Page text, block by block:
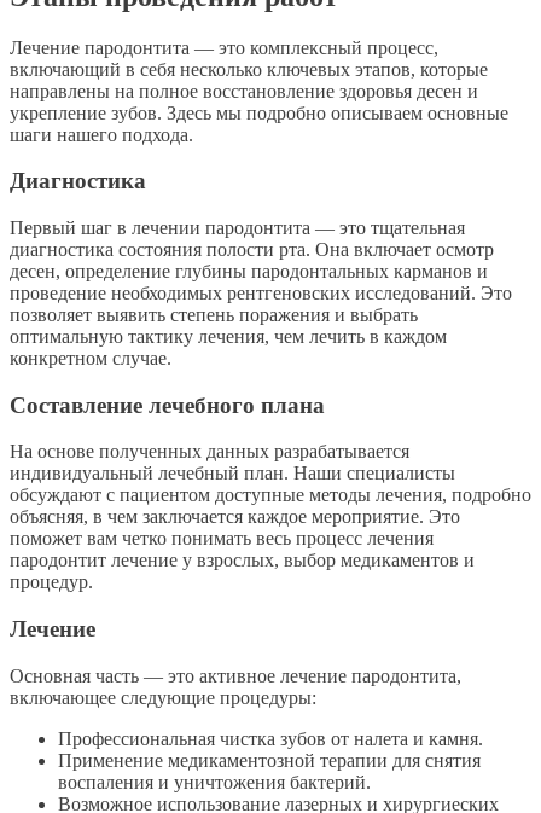
Лечение пародонтита — это комплексный процесс,
включающий в себя несколько ключевых этапов, которые
направлены на полное восстановление здоровья десен и
укрепление зубов. Здесь мы подробно описываем основные
шаги нашего подхода.
Диагностика
Первый шаг в лечении пародонтита — это тщательная
диагностика состояния полости рта. Она включает осмотр
десен, определение глубины пародонтальных карманов и
проведение необходимых рентгеновских исследований. Это
позволяет выявить степень поражения и выбрать
оптимальную тактику лечения, чем лечить в каждом
конкретном случае.
Составление лечебного плана
На основе полученных данных разрабатывается
индивидуальный лечебный план. Наши специалисты
обсуждают с пациентом доступные методы лечения, подробно
объясняя, в чем заключается каждое мероприятие. Это
поможет вам четко понимать весь процесс лечения
пародонтит лечение у взрослых, выбор медикаментов и
процедур.
Лечение
Основная часть — это активное лечение пародонтита,
включающее следующие процедуры:
Профессиональная чистка зубов от налета и камня.
Применение медикаментозной терапии для снятия
воспаления и уничтожения бактерий.
Возможное использование лазерных и хирургиеских